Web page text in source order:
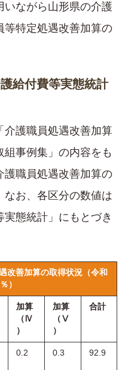
いながら山形県の介護
等特定処遇改善加算の
給付費等実態統計
介護職員処遇改善加算
事例集」の内容をも
護職員処遇改善加算の
お、各区分の数値は
態統計」にもとづき
改善加算の取得状況（令和
）
加算
（Ⅳ
）
加算
（Ⅴ
）
合計
0.2 0.3 92.9